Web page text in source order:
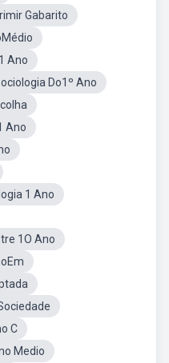
Gabarito
Ano
Do1º Ano
Ano
1 Ano
1O Ano
C
Medio